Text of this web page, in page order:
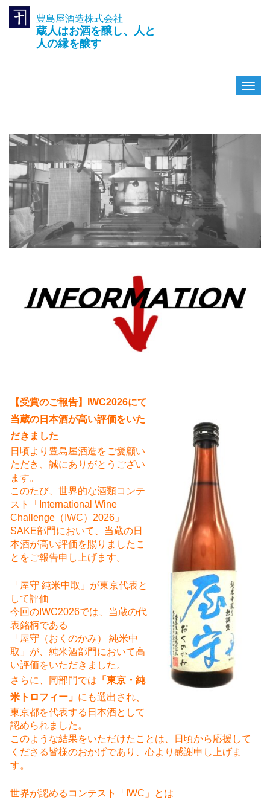
豊島屋酒造株式会社
蔵人はお酒を醸し、人と
人の縁を醸す
ナ
【受賞のご報告】IWC2026にて
当蔵の日本酒が高い評価をいた
だきました
日頃より豊島屋酒造をご愛顧い
ただき、誠にありがとうござい
ます。
このたび、世界的な酒類コンテ
スト「International Wine
Challenge（IWC）2026」
SAKE部門において、当蔵の日
本酒が高い評価を賜りましたこ
とをご報告申し上げます。
「屋守 純米中取」が東京代表と
して評価
今回のIWC2026では、当蔵の代
表銘柄である
「屋守（おくのかみ） 純米中
取」が、純米酒部門において高
い評価をいただきました。
さらに、同部門では 「東京・純
米トロフィー」 にも選出され、
東京都を代表する日本酒として
認められました。
このような結果をいただけたことは、日頃から応援して
くださる皆様のおかげであり、心より感謝申し上げま
す。
世界が認めるコンテスト「IWC」とは